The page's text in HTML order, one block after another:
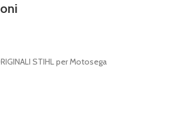
STIHL per Motosega